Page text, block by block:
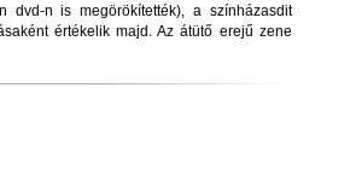
dvd-n is megörökítették), a színházasdit
értékelik majd. Az átütő erejű zene